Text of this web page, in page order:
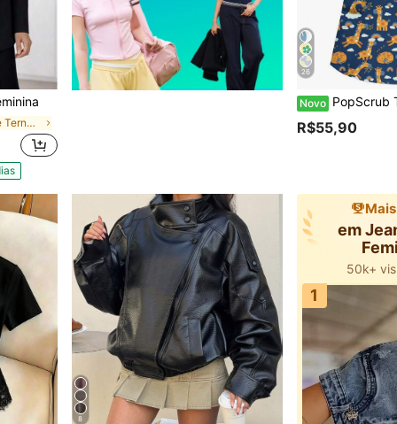
em Elegante Ternos Femininos
26
Novo PopScrub Top Feminina de Verão com Decote em V, Manga Curta, Dois Bolsos e Estampa
R$55,90
8
em
50k+
comprei
50k+
comprei isso
1